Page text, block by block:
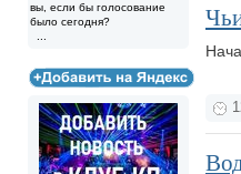
вы, если бы голосование
было сегодня?